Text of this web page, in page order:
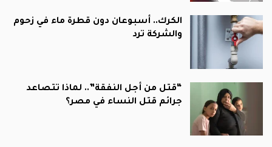
الكرك.. أسبوعان دون قطرة ماء في زحوم
والشركة ترد
“قتل من أجل النفقة”.. لماذا تتصاعد
جرائم قتل النساء في مصر؟